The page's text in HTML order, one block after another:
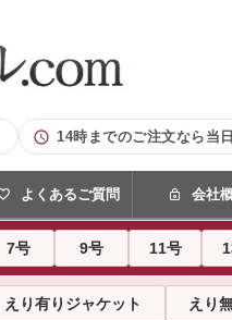
14時までのご注文なら当
よくあるご質問 会社
7号 9号 11号
えり有りジャケット えり